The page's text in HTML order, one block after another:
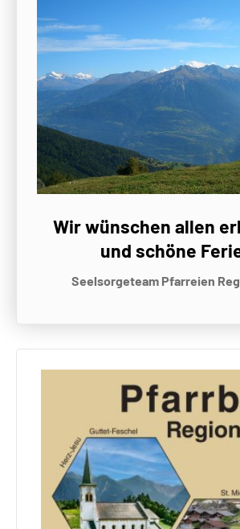
Wir wünschen allen
und schöne
Seelsorgeteam Pfarreien